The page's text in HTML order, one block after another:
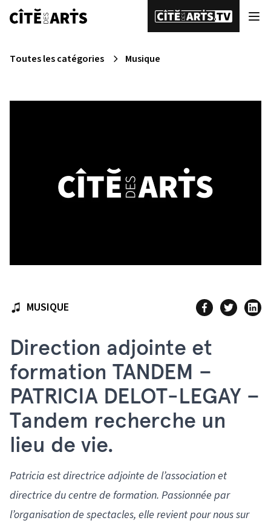
Toutes les catégories Musique
MUSIQUE
Direction adjointe et
formation TANDEM –
PATRICIA DELOT-LEGAY –
Tandem recherche un
lieu de vie.
Patricia est directrice adjointe de l’association et
directrice du centre de formation. Passionnée par
l’organisation de spectacles, elle revient pour nous sur